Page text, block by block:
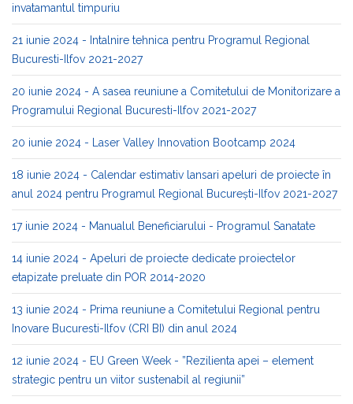
invatamantul timpuriu
21 iunie 2024 - Intalnire tehnica pentru Programul Regional
Bucuresti-Ilfov 2021-2027
20 iunie 2024 - A sasea reuniune a Comitetului de Monitorizare a
Programului Regional Bucuresti-Ilfov 2021-2027
20 iunie 2024 - Laser Valley Innovation Bootcamp 2024
18 iunie 2024 - Calendar estimativ lansari apeluri de proiecte în
anul 2024 pentru Programul Regional București-Ilfov 2021-2027
17 iunie 2024 - Manualul Beneficiarului - Programul Sanatate
14 iunie 2024 - Apeluri de proiecte dedicate proiectelor
etapizate preluate din POR 2014-2020
13 iunie 2024 - Prima reuniune a Comitetului Regional pentru
Inovare Bucuresti-Ilfov (CRI BI) din anul 2024
12 iunie 2024 - EU Green Week - ”Rezilienta apei – element
strategic pentru un viitor sustenabil al regiunii”